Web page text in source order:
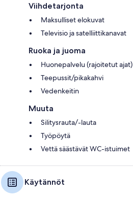
Viihdetarjonta
Maksulliset elokuvat
Televisio ja satelliittikanavat
Ruoka ja juoma
Huonepalvelu (rajoitetut ajat)
Teepussit/pikakahvi
Vedenkeitin
Muuta
Silitysrauta/-lauta
Työpöytä
Vettä säästävät WC-istuimet
Käytännöt